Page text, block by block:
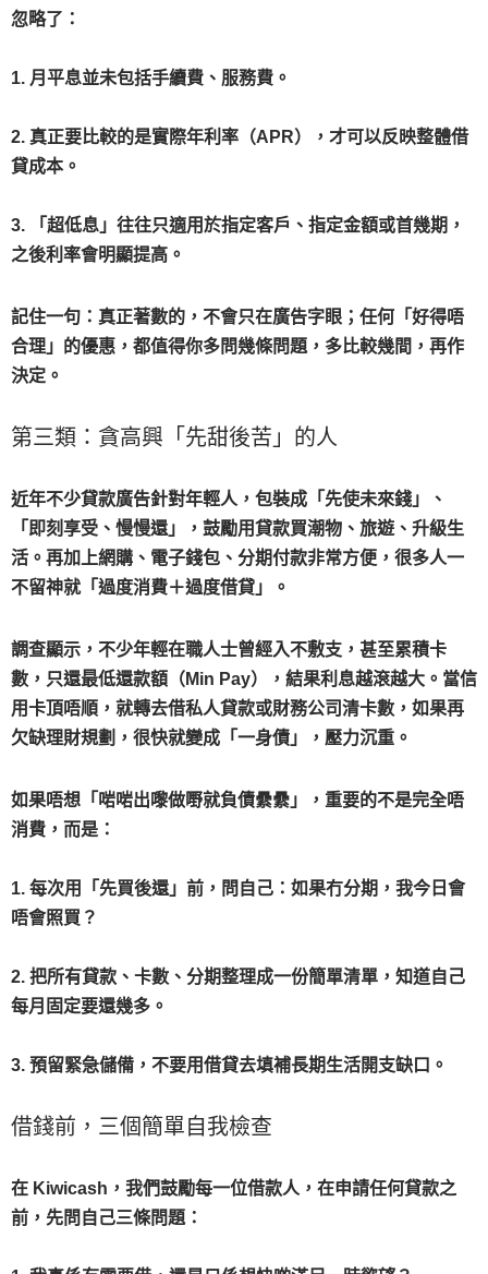
忽略了：
1. 月平息並未包括手續費、服務費。
2. 真正要比較的是實際年利率（APR），才可以反映整體借
貸成本。
3. 「超低息」往往只適用於指定客戶、指定金額或首幾期，
之後利率會明顯提高。
記住一句：真正著數的，不會只在廣告字眼；任何「好得唔
合理」的優惠，都值得你多問幾條問題，多比較幾間，再作
決定。
第三類：貪高興「先甜後苦」的人
近年不少貸款廣告針對年輕人，包裝成「先使未來錢」、
「即刻享受、慢慢還」，鼓勵用貸款買潮物、旅遊、升級生
活。再加上網購、電子錢包、分期付款非常方便，很多人一
不留神就「過度消費＋過度借貸」。
調查顯示，不少年輕在職人士曾經入不敷支，甚至累積卡
數，只還最低還款額（Min Pay），結果利息越滾越大。當信
用卡頂唔順，就轉去借私人貸款或財務公司清卡數，如果再
欠缺理財規劃，很快就變成「一身債」，壓力沉重。
如果唔想「啱啱出嚟做嘢就負債纍纍」，重要的不是完全唔
消費，而是：
1. 每次用「先買後還」前，問自己：如果冇分期，我今日會
唔會照買？
2. 把所有貸款、卡數、分期整理成一份簡單清單，知道自己
每月固定要還幾多。
3. 預留緊急儲備，不要用借貸去填補長期生活開支缺口。
借錢前，三個簡單自我檢查
在 Kiwicash，我們鼓勵每一位借款人，在申請任何貸款之
前，先問自己三條問題：